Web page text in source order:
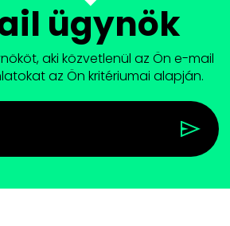
ügynök
aki közvetlenül az Ön e-mail
az Ön kritériumai alapján.